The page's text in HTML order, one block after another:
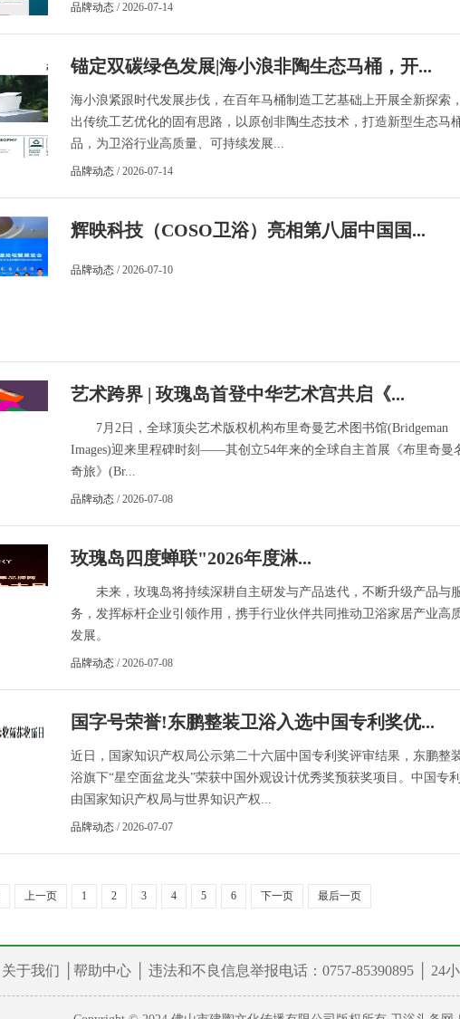
品牌动态 / 2026-07-14
锚定双碳绿色发展|海小浪非陶生态马桶，开...
海小浪紧跟时代发展步伐，在百年马桶制造工艺基础上开展全新探索
出传统工艺优化的固有思路，以原创非陶生态技术，打造新型生态马
品，为卫浴行业高质量、可持续发展...
品牌动态 / 2026-07-14
辉映科技（COSO卫浴）亮相第八届中国国...
品牌动态 / 2026-07-10
艺术跨界 | 玫瑰岛首登中华艺术宫共启《...
7月2日，全球顶尖艺术版权机构布里奇曼艺术图书馆(Bridgeman
Images)迎来里程碑时刻——其创立54年来的全球自主首展《布里奇曼
奇旅》(Br...
品牌动态 / 2026-07-08
玫瑰岛四度蝉联"2026年度淋...
未来，玫瑰岛将持续深耕自主研发与产品迭代，不断升级产品与
务，发挥标杆企业引领作用，携手行业伙伴共同推动卫浴家居产业高
发展。
品牌动态 / 2026-07-08
国字号荣誉!东鹏整装卫浴入选中国专利奖优...
近日，国家知识产权局公示第二十六届中国专利奖评审结果，东鹏整
浴旗下“星空面盆龙头”荣获中国外观设计优秀奖预获奖项目。中国专
由国家知识产权局与世界知识产权...
品牌动态 / 2026-07-07
上一页 1 2 3 4 5 6 下一页 最后一页
关于我们 帮助中心│ 违法和不良信息举报电话：0757-85390895 │ 24